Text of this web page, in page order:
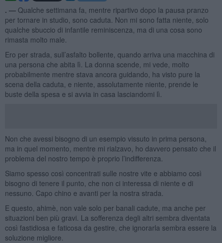
. — Qualche settimana fa, mentre ripartivo dopo la pausa pranzo
per tornare in studio, sono caduta. Non mi sono fatta niente, solo
qualche sbuccio di infantile reminiscenza, ma di una cosa sono
rimasta molto male.
Ero per strada, sull’asfalto bollente, quando arriva una macchina di
una persona che abita lì. La donna scende, mi vede, molto
probabilmente mentre stava ancora guidando, ha visto pure la
scena della caduta, e niente, assolutamente niente, prende le
buste della spesa e si avvia in casa lasciandomi lì.
Non che avessi bisogno di un esempio vissuto in prima persona,
ma in quel momento, mentre mi rialzavo, ho davvero pensato che il
problema del nostro tempo è proprio l’indifferenza.
Siamo spesso così concentrati sulle nostre vite e abbiamo così
bisogno di tenere il punto, che non ci interessa di niente e di
nessuno. Capo chino e avanti per la nostra strada.
E questo, ahimè, non vale solo per banali cadute, ma anche per
situazioni ben più gravi. La sofferenza degli altri sembra diventata
così fastidiosa e faticosa da gestire, che ignorarla sembra essere la
soluzione migliore.